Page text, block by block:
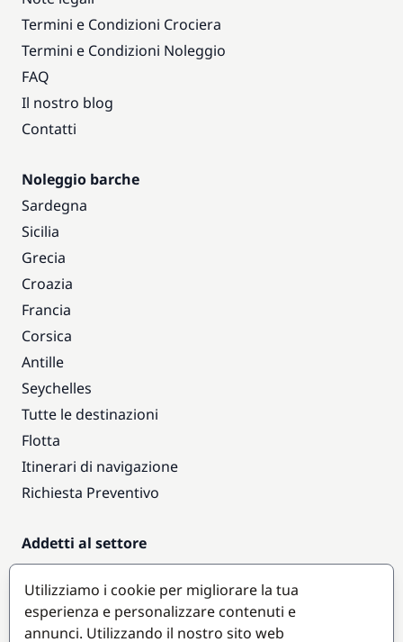
Termini e Condizioni Crociera
Termini e Condizioni Noleggio
FAQ
Il nostro blog
Contatti
Noleggio barche
Sardegna
Sicilia
Grecia
Croazia
Francia
Corsica
Antille
Seychelles
Tutte le destinazioni
Flotta
Itinerari di navigazione
Richiesta Preventivo
Addetti al settore
Accesso armatori
Diventare partner
Utilizziamo i cookie per migliorare la tua
esperienza e personalizzare contenuti e
annunci. Utilizzando il nostro sito web